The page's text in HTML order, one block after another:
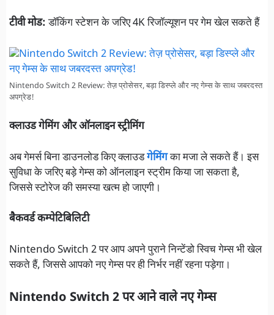
टीवी मोड:डॉकिंग स्टेशन के जरिए 4K रिजॉल्यूशन पर गेम खेल सकते हैं
Nintendo Switch 2 Review: तेज़ प्रोसेसर, बड़ा डिस्प्ले और नए गेम्स के साथ जबरदस्त
अपग्रेड!
क्लाउड गेमिंग और ऑनलाइन स्ट्रीमिंग
अब गेमर्स बिना डाउनलोड किए क्लाउडगेमिंगका मजा ले सकते हैं। इस
सुविधा के जरिए बड़े गेम्स को ऑनलाइन स्ट्रीम किया जा सकता है,
जिससे स्टोरेज की समस्या खत्म हो जाएगी।
बैकवर्ड कम्पेटिबिलिटी
Nintendo Switch 2 पर आप अपने पुराने निन्टेंडो स्विच गेम्स भी खेल
सकते हैं, जिससे आपको नए गेम्स पर ही निर्भर नहीं रहना पड़ेगा।
Nintendo Switch 2 पर आने वाले नए गेम्स